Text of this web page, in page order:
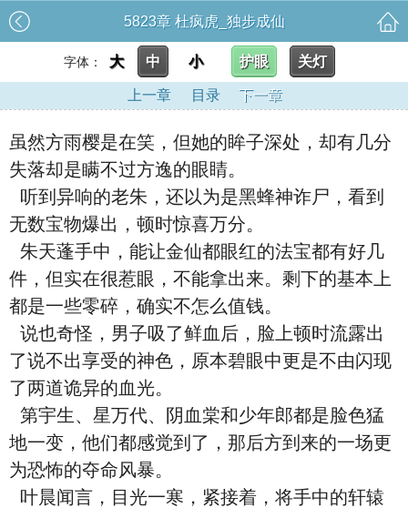
5823章 杜疯虎_独步成仙
字体： 大 中 小 护眼 关灯
上一章 目录 下一章
虽然方雨樱是在笑，但她的眸子深处，却有几分
失落却是瞒不过方逸的眼睛。
听到异响的老朱，还以为是黑蜂神诈尸，看到
无数宝物爆出，顿时惊喜万分。
朱天蓬手中，能让金仙都眼红的法宝都有好几
件，但实在很惹眼，不能拿出来。剩下的基本上
都是一些零碎，确实不怎么值钱。
说也奇怪，男子吸了鲜血后，脸上顿时流露出
了说不出享受的神色，原本碧眼中更是不由闪现
了两道诡异的血光。
第宇生、星万代、阴血棠和少年郎都是脸色猛
地一变，他们都感觉到了，那后方到来的一场更
为恐怖的夺命风暴。
叶晨闻言，目光一寒，紧接着，将手中的轩辕